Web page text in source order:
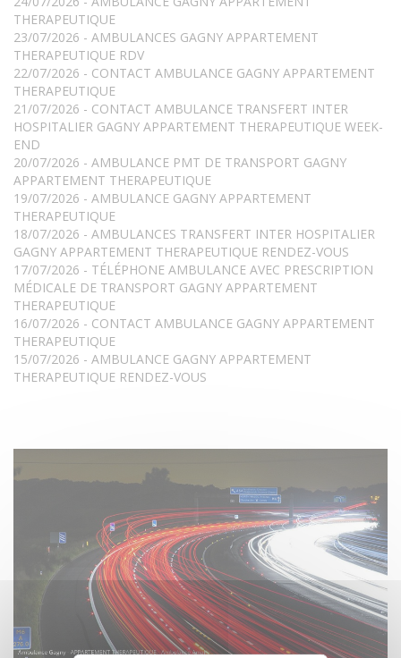
THERAPEUTIQUE
23/07/2026 - AMBULANCES GAGNY APPARTEMENT
THERAPEUTIQUE RDV
22/07/2026 - CONTACT AMBULANCE GAGNY APPARTEMENT
THERAPEUTIQUE
21/07/2026 - CONTACT AMBULANCE TRANSFERT INTER
HOSPITALIER GAGNY APPARTEMENT THERAPEUTIQUE WEEK-
END
20/07/2026 - AMBULANCE PMT DE TRANSPORT GAGNY
APPARTEMENT THERAPEUTIQUE
19/07/2026 - AMBULANCE GAGNY APPARTEMENT
THERAPEUTIQUE
18/07/2026 - AMBULANCES TRANSFERT INTER HOSPITALIER
GAGNY APPARTEMENT THERAPEUTIQUE RENDEZ-VOUS
17/07/2026 - TÉLÉPHONE AMBULANCE AVEC PRESCRIPTION
MÉDICALE DE TRANSPORT GAGNY APPARTEMENT
THERAPEUTIQUE
16/07/2026 - CONTACT AMBULANCE GAGNY APPARTEMENT
THERAPEUTIQUE
15/07/2026 - AMBULANCE GAGNY APPARTEMENT
THERAPEUTIQUE RENDEZ-VOUS